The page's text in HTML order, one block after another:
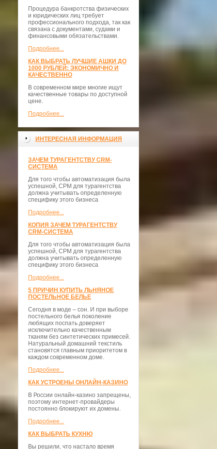
Процедура банкротства физических
и юридических лиц требует
профессионального подхода, так как
связана с документами, судами и
финансовыми обязательствами.
Подробнее...
КАК ВЫБРАТЬ ЛУЧШИЕ АШКИ ДО
1000 РУБЛЕЙ: ЭКОНОМИЧНО И
КАЧЕСТВЕННО
В современном мире многие ищут
качественные товары по доступной
цене.
Подробнее...
ИНТЕРЕСНАЯ ИНФОРМАЦИЯ
ЗАЧЕМ ТУРАГЕНТСТВУ CRM-
СИСТЕМА
Для того чтобы автоматизация была
успешной, СРМ для турагентства
должна учитывать определенную
специфику этого бизнеса
Подробнее...
КОПИЯ ЗАЧЕМ ТУРАГЕНТСТВУ
CRM-СИСТЕМА
Для того чтобы автоматизация была
успешной, СРМ для турагентства
должна учитывать определенную
специфику этого бизнеса
Подробнее...
5 ПРИЧИН КУПИТЬ ЛЬНЯНОЕ
ПОСТЕЛЬНОЕ БЕЛЬЕ
Сегодня в моде – сон. И при выборе
постельного белья поколение
любящих поспать доверяет
исключительно качественным
тканям без синтетических примесей.
Натуральный домашний текстиль
становятся главным приоритетом в
каждом современном доме.
Подробнее...
КАК УСТРОЕНЫ ОНЛАЙН-КАЗИНО
В России онлайн-казино запрещены,
поэтому интернет-провайдеры
постоянно блокируют их домены.
Подробнее...
КАК ВЫБРАТЬ КУХНЮ
Вы решили, что настало время